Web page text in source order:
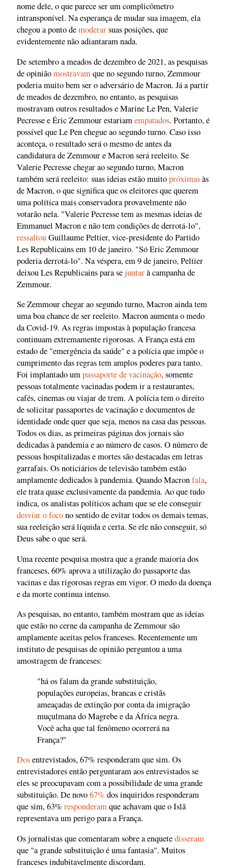
nome dele, o que parece ser um complicômetro
intransponível. Na esperança de mudar sua imagem, ela
chegou a ponto demoderarsuas posições, que
evidentemente não adiantaram nada.
De setembro a meados de dezembro de 2021, as pesquisas
de opiniãomostravamque no segundo turno, Zemmour
poderia muito bem ser o adversário de Macron. Já a partir
de meados de dezembro, no entanto, as pesquisas
mostravam outros resultados e Marine Le Pen, Valerie
Pecresse e Éric Zemmour estariamempatados. Portanto, é
possível que Le Pen chegue ao segundo turno. Caso isso
aconteça, o resultado será o mesmo de antes da
candidatura de Zemmour e Macron será reeleito. Se
Valerie Pecresse chegar ao segundo turno, Macron
também será reeleito: suas ideias estão muitopróximasàs
de Macron, o que significa que os eleitores que querem
uma política mais conservadora provavelmente não
votarão nela. "Valerie Pecresse tem as mesmas ideias de
Emmanuel Macron e não tem condições de derrotá-lo",
ressaltouGuillaume Peltier, vice-presidente do Partido
Les Republicains em 10 de janeiro. "Só Eric Zemmour
poderia derrotá-lo". Na véspera, em 9 de janeiro, Peltier
deixou Les Republicains para sejuntarà campanha de
Zemmour.
Se Zemmour chegar ao segundo turno, Macron ainda tem
uma boa chance de ser reeleito. Macron aumenta o medo
da Covid-19. As regras impostas à população francesa
continuam extremamente rigorosas. A França está em
estado de "emergência da saúde" e a polícia que impõe o
cumprimento das regras tem amplos poderes para tanto.
Foi implantado umpassaporte de vacinação, somente
pessoas totalmente vacinadas podem ir a restaurantes,
cafés, cinemas ou viajar de trem. A polícia tem o direito
de solicitar passaportes de vacinação e documentos de
identidade onde quer que seja, menos na casa das pessoas.
Todos os dias, as primeiras páginas dos jornais são
dedicadas à pandemia e ao número de casos. O número de
pessoas hospitalizadas e mortes são destacadas em letras
garrafais. Os noticiários de televisão também estão
amplamente dedicados à pandemia. Quando Macronfala,
ele trata quase exclusivamente da pandemia. Ao que tudo
indica, os analistas políticos acham que se ele conseguir
desviar o focono sentido de evitar todos os demais temas,
sua reeleição será líquida e certa. Se ele não conseguir, só
Deus sabe o que será.
Uma recente pesquisa mostra que a grande maioria dos
franceses, 60% aprova a utilização do passaporte das
vacinas e das rigorosas regras em vigor. O medo da doença
e da morte continua intenso.
As pesquisas, no entanto, também mostram que as ideias
que estão no cerne da campanha de Zemmour são
amplamente aceitas pelos franceses. Recentemente um
instituto de pesquisas de opinião perguntou a uma
amostragem de franceses:
"há os falam da grande substituição,
populações europeias, brancas e cristãs
ameaçadas de extinção por conta da imigração
muçulmana do Magrebe e da África negra.
Você acha que tal fenômeno ocorrerá na
França?"
Dosentrevistados, 67% responderam que sim. Os
entrevistadores então perguntaram aos entrevistados se
eles se preocupavam com a possibilidade de uma grande
substituição. De novo67% dos inquiridos responderam
que sim, 63% responderamque achavam que o Islã
representava um perigo para a França.
Os jornalistas que comentaram sobre a enquetedisseram
que "a grande substituição é uma fantasia". Muitos
franceses indubitavelmente discordam.